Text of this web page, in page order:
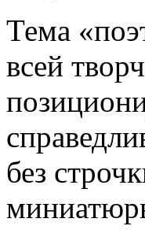
Тема
всей
без